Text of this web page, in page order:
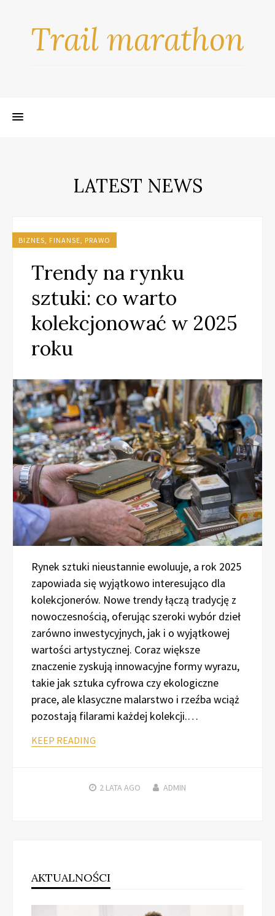
Trail marathon
LATEST NEWS
BIZNES, FINANSE, PRAWO
Trendy na rynku
sztuki: co warto
kolekcjonować w 2025
roku
Rynek sztuki nieustannie ewoluuje, a rok 2025
zapowiada się wyjątkowo interesująco dla
kolekcjonerów. Nowe trendy łączą tradycję z
nowoczesnością, oferując szeroki wybór dzieł
zarówno inwestycyjnych, jak i o wyjątkowej
wartości artystycznej. Coraz większe
znaczenie zyskują innowacyjne formy wyrazu,
takie jak sztuka cyfrowa czy ekologiczne
prace, ale klasyczne malarstwo i rzeźba wciąż
pozostają filarami każdej kolekcji.…
KEEP READING
2 LATAAGO ADMIN
AKTUALNOŚCI